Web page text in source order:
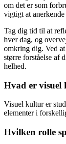
om det er som
vigtigt at
Tag dig tid til at
hver dag, og
omkring dig. Ved
større forståelse af
helhed.
Hvad er visuel
Visuel kultur er
elementer i
Hvilken rolle